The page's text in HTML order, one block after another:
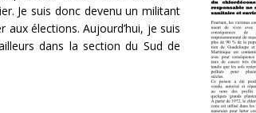
Je suis donc devenu un militant
élections. Aujourd’hui, je suis
dans la section du Sud de